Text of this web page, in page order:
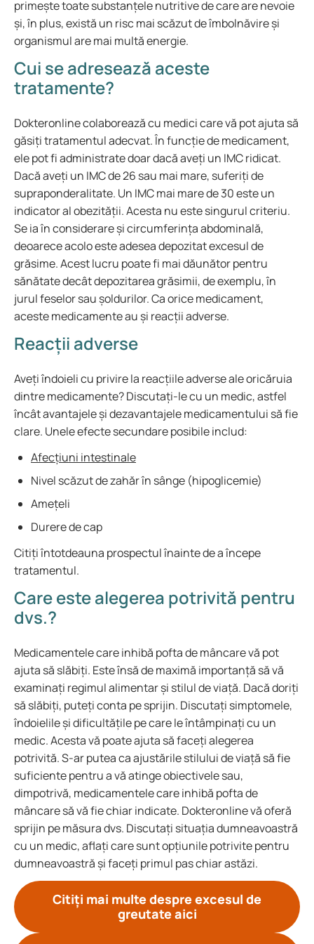
primește toate substanțele nutritive de care are nevoie
și, în plus, există un risc mai scăzut de îmbolnăvire și
organismul are mai multă energie.
Cui se adresează aceste
tratamente?
Dokteronline colaborează cu medici care vă pot ajuta să
găsiți tratamentul adecvat. În funcție de medicament,
ele pot fi administrate doar dacă aveți un IMC ridicat.
Dacă aveți un IMC de 26 sau mai mare, suferiți de
supraponderalitate. Un IMC mai mare de 30 este un
indicator al obezității. Acesta nu este singurul criteriu.
Se ia în considerare și circumferința abdominală,
deoarece acolo este adesea depozitat excesul de
grăsime. Acest lucru poate fi mai dăunător pentru
sănătate decât depozitarea grăsimii, de exemplu, în
jurul feselor sau șoldurilor. Ca orice medicament,
aceste medicamente au și reacții adverse.
Reacții adverse
Aveți îndoieli cu privire la reacțiile adverse ale oricăruia
dintre medicamente? Discutați-le cu un medic, astfel
încât avantajele și dezavantajele medicamentului să fie
clare. Unele efecte secundare posibile includ:
Afecțiuni intestinale
Nivel scăzut de zahăr în sânge (hipoglicemie)
Amețeli
Durere de cap
Citiți întotdeauna prospectul înainte de a începe
tratamentul.
Care este alegerea potrivită pentru
dvs.?
Medicamentele care inhibă pofta de mâncare vă pot
ajuta să slăbiți. Este însă de maximă importanță să vă
examinați regimul alimentar și stilul de viață. Dacă doriți
să slăbiți, puteți conta pe sprijin. Discutați simptomele,
îndoielile și dificultățile pe care le întâmpinați cu un
medic. Acesta vă poate ajuta să faceți alegerea
potrivită. S-ar putea ca ajustările stilului de viață să fie
suficiente pentru a vă atinge obiectivele sau,
dimpotrivă, medicamentele care inhibă pofta de
mâncare să vă fie chiar indicate. Dokteronline vă oferă
sprijin pe măsura dvs. Discutați situația dumneavoastră
cu un medic, aflați care sunt opțiunile potrivite pentru
dumneavoastră și faceți primul pas chiar astăzi.
Citiți mai multe despre excesul de
greutate aici